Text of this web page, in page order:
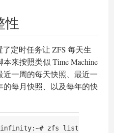
性
定时任务让 ZFS 每天生
来按照类似 Time Machine
一周的每天快照、最近一
每月快照、以及每年的快
zfs list storage/